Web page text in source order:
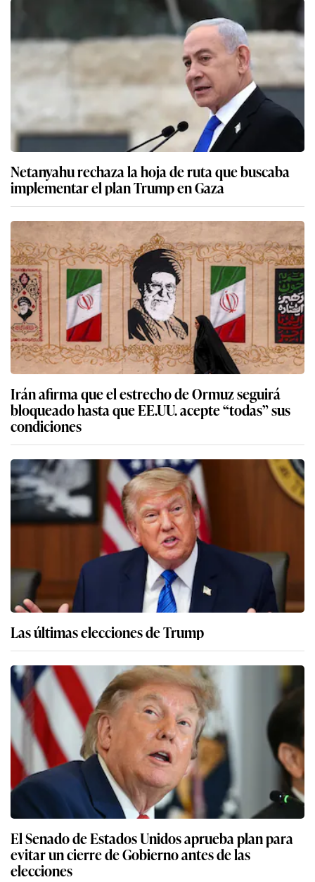
Netanyahu rechaza la hoja de ruta que buscaba
implementar el plan Trump en Gaza
Irán afirma que el estrecho de Ormuz seguirá
bloqueado hasta que EE.UU. acepte “todas” sus
condiciones
Las últimas elecciones de Trump
El Senado de Estados Unidos aprueba plan para
evitar un cierre de Gobierno antes de las
elecciones